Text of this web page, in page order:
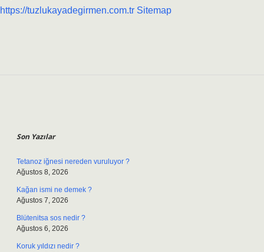
https://tuzlukayadegirmen.com.tr Sitemap
Son Yazılar
Tetanoz iğnesi nereden vuruluyor ?
Ağustos 8, 2026
Kağan ismi ne demek ?
Ağustos 7, 2026
Blütenitsa sos nedir ?
Ağustos 6, 2026
Koruk yıldızı nedir ?